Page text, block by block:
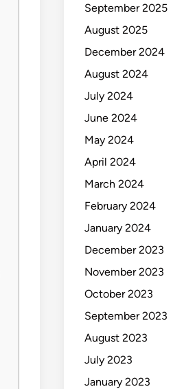
September 2025
August 2025
December 2024
August 2024
July 2024
June 2024
May 2024
April 2024
March 2024
February 2024
January 2024
December 2023
November 2023
October 2023
September 2023
August 2023
July 2023
January 2023